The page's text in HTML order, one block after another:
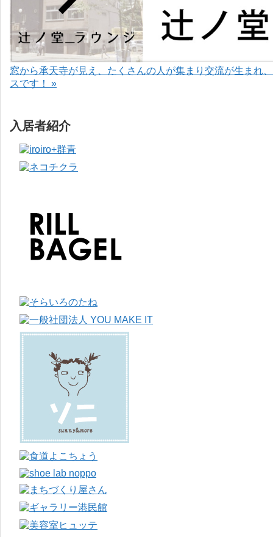
窓から承天寺が見え、たくさんの人が集まり交流が生まれ
スです！ »
入居者紹介